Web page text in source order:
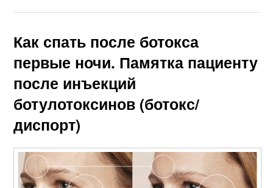
Как спать после ботокса
первые ночи. Памятка пациенту
после инъекций
ботулотоксинов (ботокс/
диспорт)